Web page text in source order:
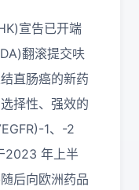
宣告已开端
翻滚提交呋
直肠癌的新药
择性、强效的
1、-2
2023 年上半
后向欧洲药品